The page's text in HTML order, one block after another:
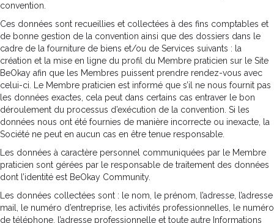
convention.
Ces données sont recueillies et collectées à des fins comptables et
de bonne gestion de la convention ainsi que des dossiers dans le
cadre de la fourniture de biens et/ou de Services suivants : la
création et la mise en ligne du profil du Membre praticien sur le Site
BeOkay afin que les Membres puissent prendre rendez-vous avec
celui-ci. Le Membre praticien est informé que s’il ne nous fournit pas
les données exactes, cela peut dans certains cas entraver le bon
déroulement du processus d’exécution de la convention. Si les
données nous ont été fournies de manière incorrecte ou inexacte, la
Société ne peut en aucun cas en être tenue responsable.
Les données à caractère personnel communiquées par le Membre
praticien sont gérées par le responsable de traitement des données
dont l’identité est BeOkay Community.
Les données collectées sont : le nom, le prénom, l’adresse, l’adresse
mail, le numéro d’entreprise, les activités professionnelles, le numéro
de téléphone, l’adresse professionnelle et toute autre Informations